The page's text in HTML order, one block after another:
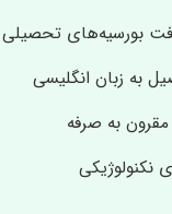
بورسیه‌های تحصیلی
به زبان انگلیسی
به صرفه
نکنولوژیکی